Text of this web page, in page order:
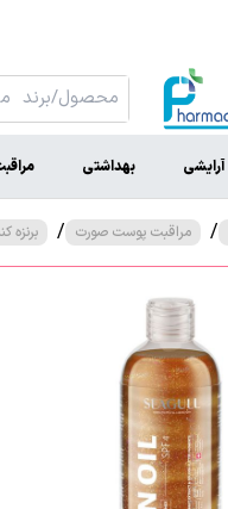
آرایشی بهداشتی
/ مراقبت پوست صورت / برنزه